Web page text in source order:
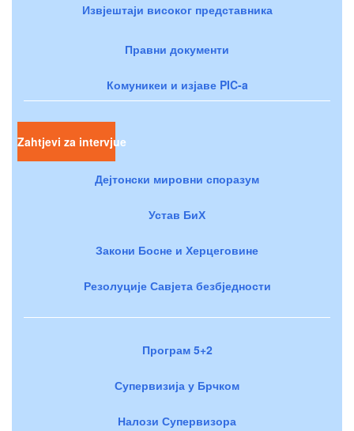
Извјештаји високог представника
Правни документи
Комуникеи и изјаве PIC-a
Zahtjevi za intervjue
Дејтонски мировни споразум
Устав БиХ
Закони Босне и Херцеговине
Резолуције Савјета безбједности
Програм 5+2
Супервизија у Брчком
Налози Супервизора